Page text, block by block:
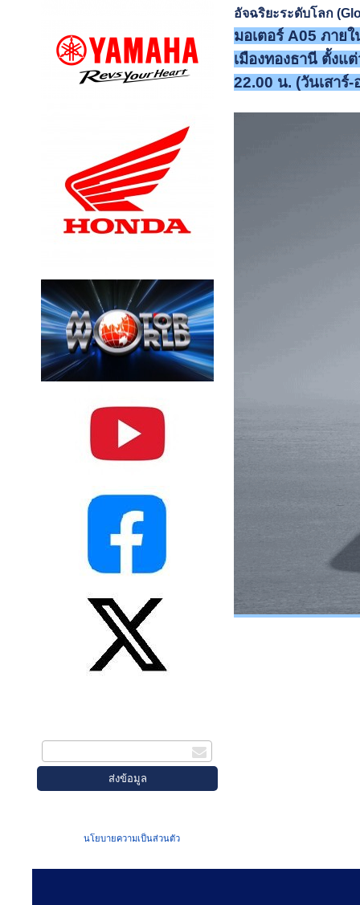
นโยบายความเป็นส่วนตัว
อัจฉริยะระดับโลก
มอเตอร์ A05 ภาย
เมืองทองธานี ตั้งแ
22.00 น. (วันเสาร์